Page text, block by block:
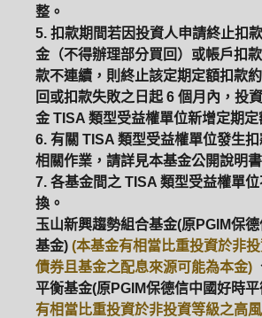
整。
5. 扣款期間若因投資人申請終止扣
金（不得辦理部分買回）或帳戶扣
款不連續，則終止該定期定額扣款
回或扣款失敗之日起 6 個月內，投
金 TISA 類型受益權單位新增定期定
6. 有關 TISA 類型受益權單位發生
相關作業，請詳見本基金公開說明書
7. 各基金間之 TISA 類型受益權單
換。
玉山新興趨勢組合基金(原PGIM保
基金) (本基金有相當比重投資於非
債券且基金之配息來源可能為本金)
平衡基金(原PGIM保德信中國好時
有相當比重投資於非投資等級之高